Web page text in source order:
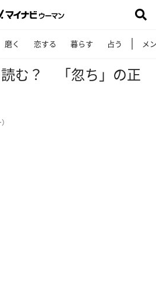
磨く 恋する 暮らす 占う メ
読む？ 「忽ち」の正